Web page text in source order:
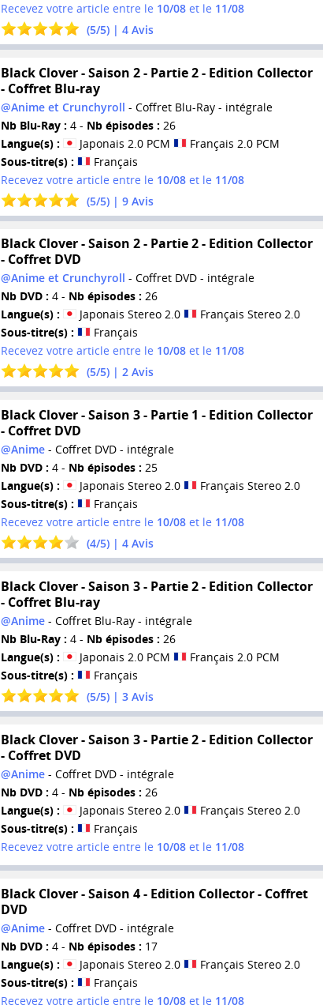
Recevez votre article entre le 10/08et le 11/08
(5/5) | 4Avis
Black Clover - Saison 2 - Partie 2 - Edition Collector
- Coffret Blu-ray
@Anime et Crunchyroll - Coffret Blu-Ray - intégrale
Nb Blu-Ray : 4 - Nb épisodes : 26
Langue(s) :
Japonais 2.0 PCM
Français 2.0 PCM
Sous-titre(s) :
Français
Recevez votre article entre le 10/08et le 11/08
(5/5) | 9Avis
Black Clover - Saison 2 - Partie 2 - Edition Collector
- Coffret DVD
@Anime et Crunchyroll - Coffret DVD - intégrale
Nb DVD : 4 - Nb épisodes : 26
Langue(s) :
Japonais Stereo 2.0
Français Stereo 2.0
Sous-titre(s) :
Français
Recevez votre article entre le 10/08et le 11/08
(5/5) | 2Avis
Black Clover - Saison 3 - Partie 1 - Edition Collector
- Coffret DVD
@Anime- Coffret DVD - intégrale
Nb DVD : 4 - Nb épisodes : 25
Langue(s) :
Japonais Stereo 2.0
Français Stereo 2.0
Sous-titre(s) :
Français
Recevez votre article entre le 10/08et le 11/08
(4/5) | 4Avis
Black Clover - Saison 3 - Partie 2 - Edition Collector
- Coffret Blu-ray
@Anime- Coffret Blu-Ray - intégrale
Nb Blu-Ray : 4 - Nb épisodes : 26
Langue(s) :
Japonais 2.0 PCM
Français 2.0 PCM
Sous-titre(s) :
Français
(5/5) | 3Avis
Black Clover - Saison 3 - Partie 2 - Edition Collector
- Coffret DVD
@Anime- Coffret DVD - intégrale
Nb DVD : 4 - Nb épisodes : 26
Langue(s) :
Japonais Stereo 2.0
Français Stereo 2.0
Sous-titre(s) :
Français
Recevez votre article entre le 10/08et le 11/08
Black Clover - Saison 4 - Edition Collector - Coffret
DVD
@Anime- Coffret DVD - intégrale
Nb DVD : 4 - Nb épisodes : 17
Langue(s) :
Japonais Stereo 2.0
Français Stereo 2.0
Sous-titre(s) :
Français
Recevez votre article entre le 10/08et le 11/08